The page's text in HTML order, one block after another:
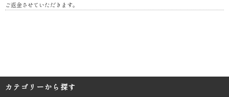
ご返金させていただきます。
カテゴリーから探す